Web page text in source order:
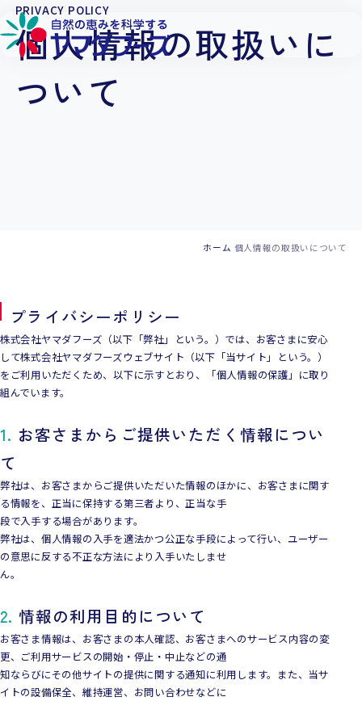
本文へ移動
PRIVACY POLICY
個人情報の取扱いに
ついて
ホーム 個人情報の取扱いについて
プライバシーポリシー
株式会社ヤマダフーズ（以下「弊社」という。）では、お客さまに安心
して株式会社ヤマダフーズウェブサイト（以下「当サイト」という。）
をご利用いただくため、以下に示すとおり、「個人情報の保護」に取り
組んでいます。
1. お客さまからご提供いただく情報につい
て
弊社は、お客さまからご提供いただいた情報のほかに、お客さまに関す
る情報を、正当に保持する第三者より、正当な手
段で入手する場合があります。
弊社は、個人情報の入手を適法かつ公正な手段によって行い、ユーザー
の意思に反する不正な方法により入手いたしませ
ん。
2. 情報の利用目的について
お客さま情報は、お客さまの本人確認、お客さまへのサービス内容の変
更、ご利用サービスの開始・停止・中止などの通
知ならびにその他サイトの提供に関する通知に利用します。また、当サ
イトの設備保全、維持運営、お問い合わせなどに